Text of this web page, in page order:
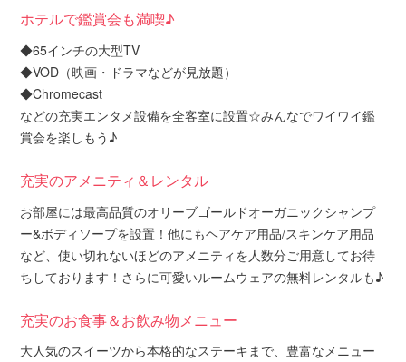
ホテルで鑑賞会も満喫♪
◆65インチの大型TV
◆VOD（映画・ドラマなどが見放題）
◆Chromecast
などの充実エンタメ設備を全客室に設置☆みんなでワイワイ鑑
賞会を楽しもう♪
充実のアメニティ＆レンタル
お部屋には最高品質のオリーブゴールドオーガニックシャンプ
ー&ボディソープを設置！他にもヘアケア用品/スキンケア用品
など、使い切れないほどのアメニティを人数分ご用意してお待
ちしております！さらに可愛いルームウェアの無料レンタルも♪
充実のお食事＆お飲み物メニュー
大人気のスイーツから本格的なステーキまで、豊富なメニュー